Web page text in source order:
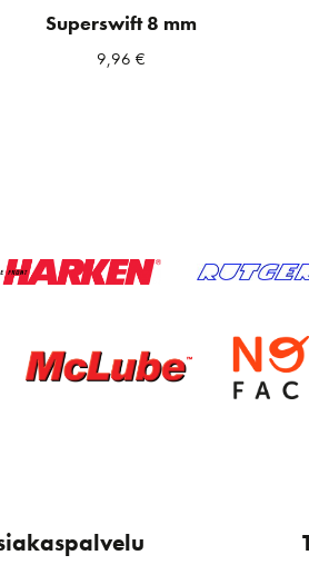
Superswift 8 mm
9,96 €